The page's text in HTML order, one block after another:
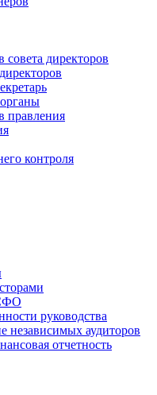
директоров
правления
контроля
руководства
независимых аудиторов
отчетность